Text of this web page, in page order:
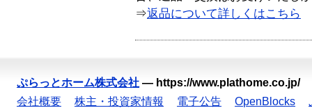
⇒返品について詳しくはこちら
ぷらっとホーム株式会社 — https://www.plathome.co.jp/
会社概要
株主・投資家情報 電子公告 OpenBlocks